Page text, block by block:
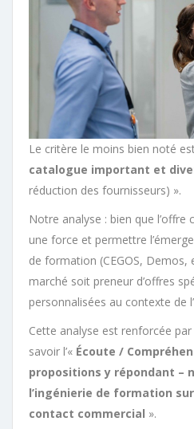
Le critère le moins bien noté
catalogue important et
réduction des fournisseurs) ».
Notre analyse : bien que
une force et permettre
de formation (CEGOS,
marché soit preneur d’offres
personnalisées au contexte de
Cette analyse est renforcée
savoir l’« Écoute /
propositions y répondant –
l’ingénierie de formation
contact commercial ».